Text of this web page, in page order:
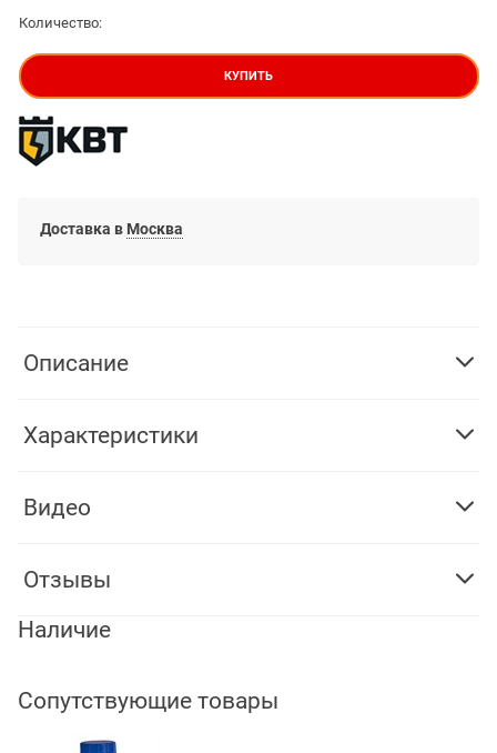
Количество:
КУПИТЬ
Доставка в Москва
Описание
Характеристики
Видео
Отзывы
Наличие
Сопутствующие товары